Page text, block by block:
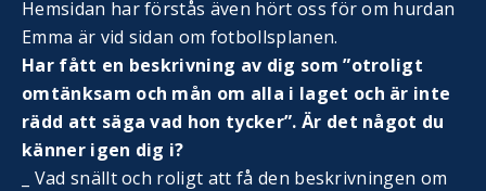
Hemsidan har förstås även hört oss för om hurdan
Emma är vid sidan om fotbollsplanen.
Har fått en beskrivning av dig som ”otroligt
omtänksam och mån om alla i laget och är inte
rädd att säga vad hon tycker”. Är det något du
känner igen dig i?
_ Vad snällt och roligt att få den beskrivningen om